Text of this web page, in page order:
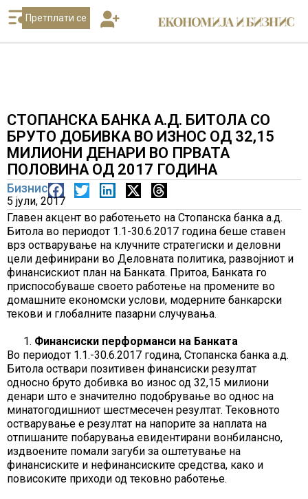
Претплати се
СТОПАНСКА БАНКА А.Д. БИТОЛА СО
БРУТО ДОБИВКА ВО ИЗНОС ОД 32,15
МИЛИОНИ ДЕНАРИ ВО ПРВАТА
ПОЛОВИНА ОД 2017 ГОДИНА
Бизнис
5 јули, 2017
Главен акцент во работењето на Стопанска банка а.д.
Битола во периодот 1.1-30.6.2017 година беше ставен
врз остварување на клучните стратегиски и деловни
цели дефинирани во Деловната политика, развојниот и
финансискиот план на Банката. Притоа, Банката го
приспособуваше своето работење на промените во
домашните економски услови, модерните банкарски
текови и глобалните пазарни случувања.
Финансиски перформанси на Банката
Во периодот 1.1.-30.6.2017 година, Стопанска банка а.д.
Битола оствари позитивен финансиски резултат
односно бруто добивка во износ од 32,15 милиони
денари што е значително подобрување во однос на
минатогодишниот шестмесечен резултат. Тековното
остварување е резултат на напорите за наплата на
отпишаните побарувања евидентирани вонбилансно,
издвоените помали загуби за оштетување на
финансиските и нефинансиските средства, како и
повисоките приходи од тековно работење.